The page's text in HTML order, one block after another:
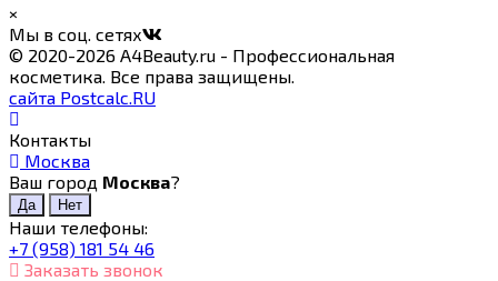
×
Мы в соц. сетях
© 2020-2026 A4Beauty.ru - Профессиональная
косметика. Все права защищены.
сайта Postcalc.RU
Контакты
Москва
Ваш город Москва?
Наши телефоны:
+7 (958) 181 54 46
Заказать звонок